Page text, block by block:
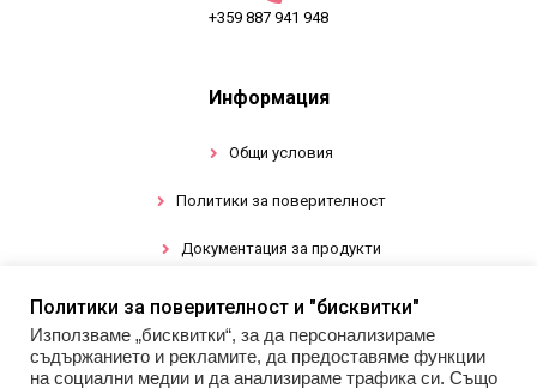
+359 887 941 948
Информация
Общи условия
Политики за поверителност
Документация за продукти
Промоции
Гел лак
Политики за поверителност и "бисквитки"
Използваме „бисквитки“, за да персонализираме
съдържанието и рекламите, да предоставяме функции
на социални медии и да анализираме трафика си. Също